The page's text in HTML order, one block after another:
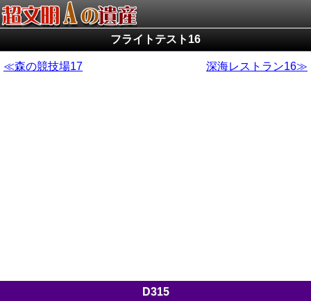
フライトテスト16
森の競技場17 深海レストラン16
D315